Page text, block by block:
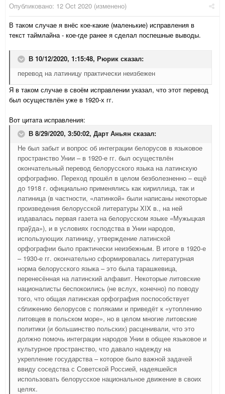
Опубликовано: 12 Oct 2020 (изменено)
В таком случае я внёс кое-какие (маленькие) исправления в
текст таймлайна - кое-где ранее я сделал поспешные выводы.
В 10/12/2020, 1:15:48, Рюрик сказал:
перевод на латиницу практически неизбежен
Я в таком случае в своём исправлении указал, что этот перевод
был осуществлён уже в 1920-х гг.
Вот цитата исправления:
В 8/29/2020, 3:50:02, Дарт Аньян сказал:
Не был забыт и вопрос об интеграции белорусов в языковое
пространство Унии – в 1920-е гг. был осуществлён
окончательный перевод белорусского языка на латинскую
орфографию. Переход прошёл в целом безболезненно – ещё
до 1918 г. официально применялись как кириллица, так и
латиница (в частности, «латинкой» были написаны некоторые
произведения белорусской литературы XIX в., на ней
издавалась первая газета на белорусском языке «Мужыцкая
праўда»), и в условиях господства в Унии народов,
использующих латиницу, утверждение латинской
орфографии было практически неизбежным. В итоге в 1920-е
– 1930-е гг. окончательно сформировалась литературная
норма белорусского языка – это была тарашкевица,
перенесённая на латинский алфавит. Некоторые литовские
националисты беспокоились (не вслух, конечно) по поводу
того, что общая латинская орфография поспособствует
сближению белорусов с поляками и приведёт к «утоплению
литовцев в польском море», но в целом многие литовские
политики (и большинство польских) расценивали, что это
должно помочь интеграции народов Унии в общее языковое и
культурное пространство, что давало надежду на
укрепление государства – которое было важной задачей
ввиду соседства с Советской Россией, надеяшейся
использовать белорусское национальное движение в своих
целях.